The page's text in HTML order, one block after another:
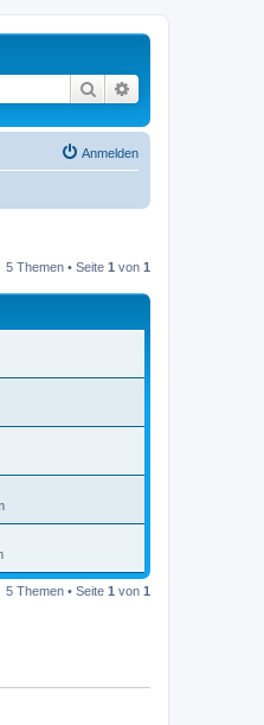
Suche
Anmelden
5 Themen • Seite 1 von 1
5 Themen • Seite 1 von 1